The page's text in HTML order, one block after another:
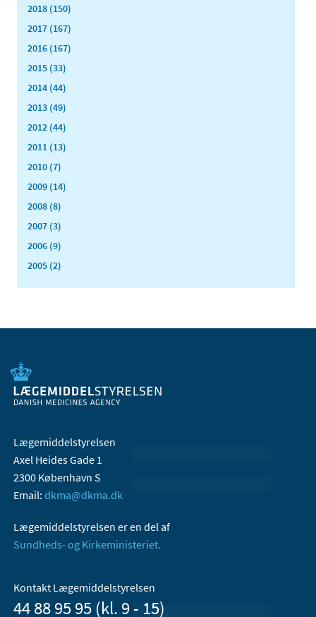
2018 (150)
2017 (167)
2016 (167)
2015 (33)
2014 (44)
2013 (49)
2012 (44)
2011 (13)
2010 (7)
2009 (14)
2008 (8)
2007 (3)
2006 (9)
2005 (2)
Lægemiddelstyrelsen
Axel Heides Gade 1
2300 København S
Email: dkma@dkma.dk
Lægemiddelstyrelsen er en del af
Sundheds- og Kirkeministeriet.
Kontakt Lægemiddelstyrelsen
44 88 95 95 (kl. 9 - 15)